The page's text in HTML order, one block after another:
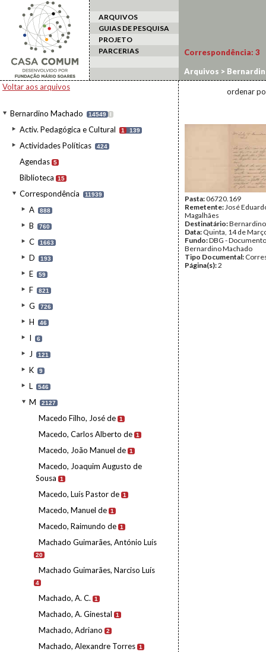
ARQUIVOS
GUIAS DE PESQUISA
PROJETO
PARCERIAS
Voltar aos arquivos
Bernardino Machado 14549 I
Activ. Pedagógica e Cultural 1 139
Actividades Políticas 424
Agendas 5
Biblioteca 15
Correspondência 11939
A 888
B 760
C 1663
D 193
E 59
F 821
G 726
H 46
I 6
J 121
K 9
L 546
M 2127
Macedo Filho, José de 1
Macedo, Carlos Alberto de 1
Macedo, João Manuel de 1
Macedo, Joaquim Augusto de
Sousa
1
Macedo, Luís Pastor de 1
Macedo, Manuel de 1
Macedo, Raimundo de 1
Machado Guimarães, António Luís
20
Machado Guimarães, Narciso Luís
4
Machado, A. C. 1
Machado, A. Ginestal 1
Machado, Adriano 2
Machado, Alexandre Torres 1
Correspondência: 3
Arquivos >
ordenar
Pasta:06720.169
Remetente:José
Magalhães
Destinatário:
Data: Quinta, 14 de
Fundo:DBG -
Bernardino Machado
Tipo Documental:
Página(s):2